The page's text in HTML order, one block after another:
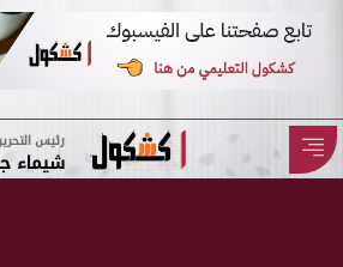
رئيس
شيماء